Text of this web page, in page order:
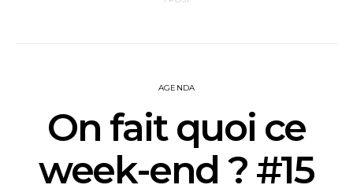
AGENDA
On fait quoi ce
week-end ? #15